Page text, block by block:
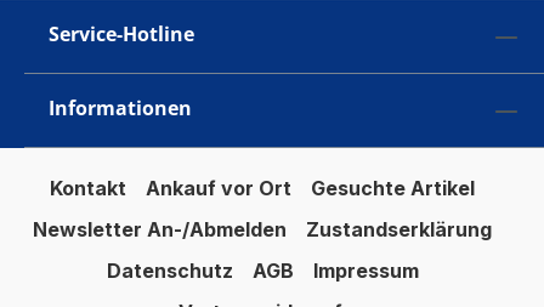
Service-Hotline
Informationen
Kontakt Ankauf vor Ort
Gesuchte Artikel
Newsletter An-/Abmelden
Zustandserklärung
Datenschutz
AGB
Impressum